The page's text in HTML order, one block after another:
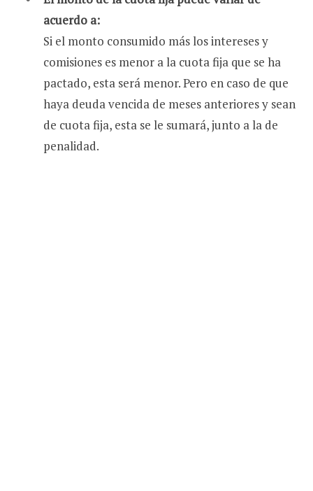
acuerdo a:
Si el monto consumido más los intereses y
comisiones es menor a la cuota fija que se ha
pactado, esta será menor. Pero en caso de que
haya deuda vencida de meses anteriores y sean
de cuota fija, esta se le sumará, junto a la de
penalidad.